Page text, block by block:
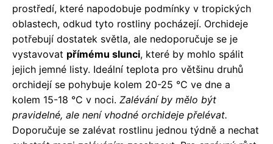
prostředí, které napodobuje podmínky v tropických
oblastech, odkud tyto rostliny pocházejí. Orchideje
potřebují dostatek světla, ale nedoporučuje se je
vystavovat přímému slunci, které by mohlo spálit
jejich jemné listy. Ideální teplota pro většinu druhů
orchidejí se pohybuje kolem 20-25 °C ve dne a
kolem 15-18 °C v noci. Zalévání by mělo být
pravidelné, ale není vhodné orchideje přelévat.
Doporučuje se zalévat rostlinu jednou týdně a nechat